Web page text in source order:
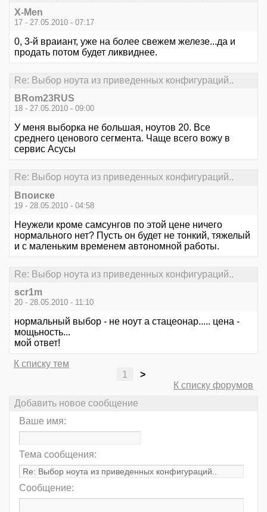
X-Men
17 - 27.05.2010 - 07:17
0, 3-й враиант, уже на более свежем железе...да и
продать потом будет ликвиднее.
Re: Выбор ноута из приведенных конфигураций..
BRom23RUS
18 - 27.05.2010 - 09:00
У меня выборка не большая, ноутов 20. Все
среднего ценового сегмента. Чаще всего вожу в
сервис Асусы
Re: Выбор ноута из приведенных конфигураций..
Впоиске
19 - 28.05.2010 - 04:58
Неужели кроме самсунгов по этой цене ничего
нормального нет? Пусть он будет не тонкий, тяжелый
и с маленьким временем автономной работы.
Re: Выбор ноута из приведенных конфигураций..
scr1m
20 - 28.05.2010 - 11:10
нормальный выбор - не ноут а стацеонар..... цена -
мощьность...
мой ответ!
К списку тем
1
>
К списку форумов
Добавить новое сообщение
Ваше имя:
Тема сообщения:
Сообщение: